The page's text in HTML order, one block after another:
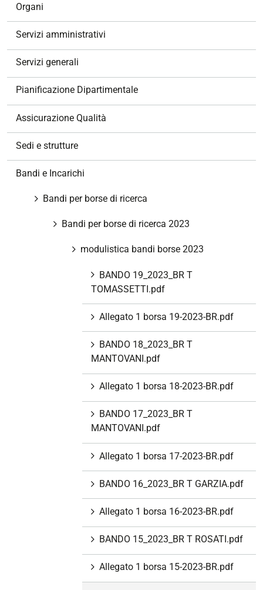
Organi
Servizi amministrativi
Servizi generali
Pianificazione Dipartimentale
Assicurazione Qualità
Sedi e strutture
Bandi e Incarichi
Bandi per borse di ricerca
Bandi per borse di ricerca 2023
modulistica bandi borse 2023
BANDO 19_2023_BR T
TOMASSETTI.pdf
Allegato 1 borsa 19-2023-BR.pdf
BANDO 18_2023_BR T
MANTOVANI.pdf
Allegato 1 borsa 18-2023-BR.pdf
BANDO 17_2023_BR T
MANTOVANI.pdf
Allegato 1 borsa 17-2023-BR.pdf
BANDO 16_2023_BR T GARZIA.pdf
Allegato 1 borsa 16-2023-BR.pdf
BANDO 15_2023_BR T ROSATI.pdf
Allegato 1 borsa 15-2023-BR.pdf